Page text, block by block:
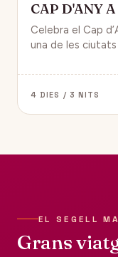
CAP D'ANY
Celebra el Cap
una de les
gaudir d’un
4 DIES / 3 NITS
EL SEGELL
Grans